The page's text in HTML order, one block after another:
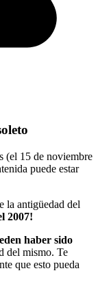
(el 15 de noviembre
puede estar
la antigüedad del
2007!
haber sido
del mismo. Te
que esto pueda